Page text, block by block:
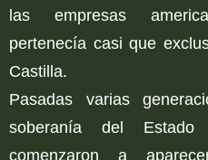
las empresas
pertenecía casi que
Castilla.
Pasadas varias
soberanía del
comenzaron a